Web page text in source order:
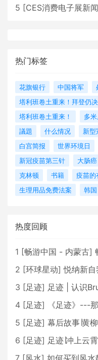
5 [CES消费电子展新闻
热门标签
花旗银行 中国将军
塔利班卷土重来！拜登仍
塔利班卷土重来！
多
議題
什么情况 新型
白宫简报
世界环境日
新冠疫苗第三针
大肠癌
克林顿
书籍 疫苗的
生理用品免费法案
韩国
热度回顾
1 [畅游中国 - 内蒙古]
2 [环球星动] 悦纳新
3 [足迹] 足迹 | 认识
4 [足迹]
《足迹》---
5 [足迹] 幕后故事∣黄
6 [足迹] 足迹∣冲上云